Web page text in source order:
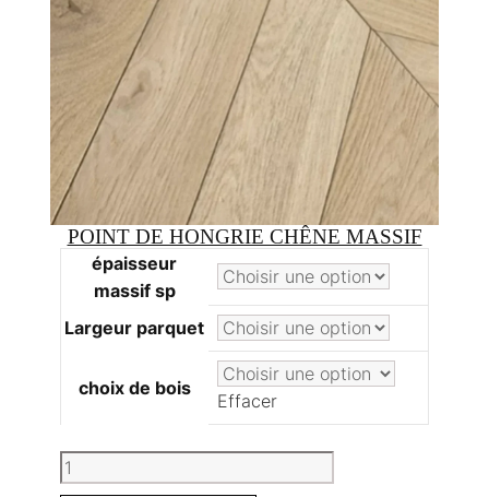
POINT DE HONGRIE CHÊNE MASSIF
épaisseur
massif sp
Largeur parquet
choix de bois
Effacer
quantité
de